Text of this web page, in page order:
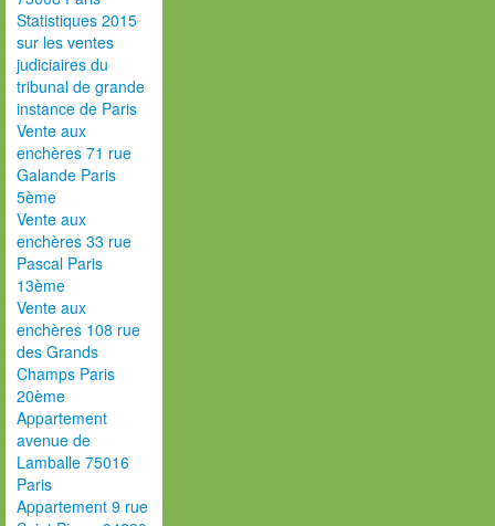
Statistiques 2015
sur les ventes
judiciaires du
tribunal de grande
instance de Paris
Vente aux
enchères 71 rue
Galande Paris
5ème
Vente aux
enchères 33 rue
Pascal Paris
13ème
Vente aux
enchères 108 rue
des Grands
Champs Paris
20ème
Appartement
avenue de
Lamballe 75016
Paris
Appartement 9 rue